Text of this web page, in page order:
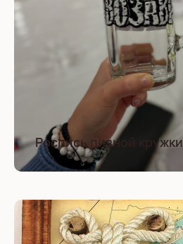
Роспись пивной кружки